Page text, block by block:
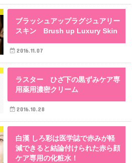
ブラッシュアップラグジュアリー
スキン Brush up Luxury Skin
2016.11.07
ラスター ひざ下の黒ずみケア専
用薬用濃密クリーム
2016.10.28
白漢 しろ彩は医学誌で赤みが軽
減できると結論付けられた赤ら顔
ケア専用の化粧水！